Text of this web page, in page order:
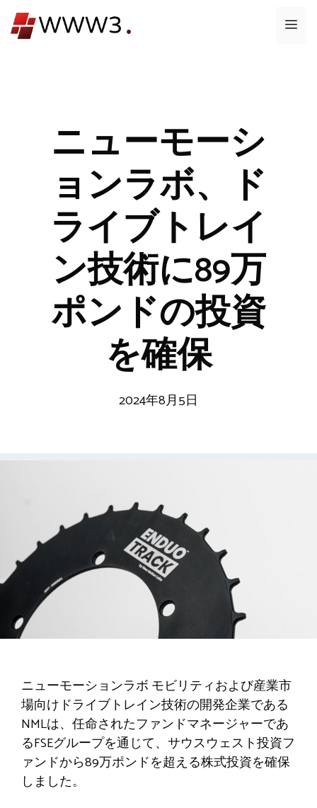
ン
メ
ニューモーシ
ョンラボ、ド
ライブトレイ
ン技術に89万
ポンドの投資
を確保
2024年8月5日
ニューモーションラボ モビリティおよび産業市
場向けドライブトレイン技術の開発企業である
NMLは、任命されたファンドマネージャーであ
るFSEグループを通じて、サウスウェスト投資フ
ァンドから89万ポンドを超える株式投資を確保
しました。